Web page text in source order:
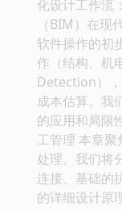
化设计工作流
（BIM）在现
软件操作的初
作（结构、机
Detection）
成本估算。我
的应用和局限
工管理 本章
处理。我们将
连接、基础的
的详细设计原